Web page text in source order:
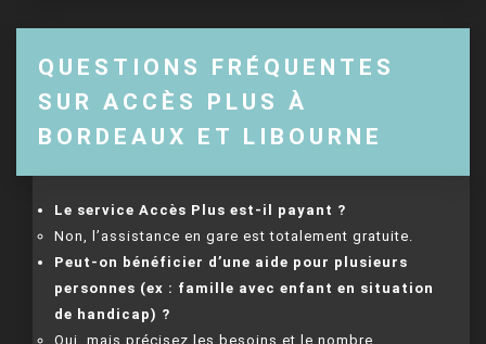
QUESTIONS FRÉQUENTES
SUR ACCÈS PLUS À
BORDEAUX ET LIBOURNE
Le service Accès Plus est-il payant ?
Non, l’assistance en gare est totalement gratuite.
Peut-on bénéficier d’une aide pour plusieurs
personnes (ex : famille avec enfant en situation
de handicap) ?
Oui, mais précisez les besoins et le nombre